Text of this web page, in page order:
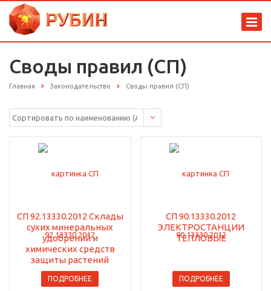
Своды правил (СП)
Главная Законодательство Своды правил (СП)
СП 92.13330.2012 Склады
сухих минеральных
удобрений и
химических средств
защиты растений
ПОДРОБНЕЕ
СП 90.13330.2012
ЭЛЕКТРОСТАНЦИИ
ТЕПЛОВЫЕ
ПОДРОБНЕЕ